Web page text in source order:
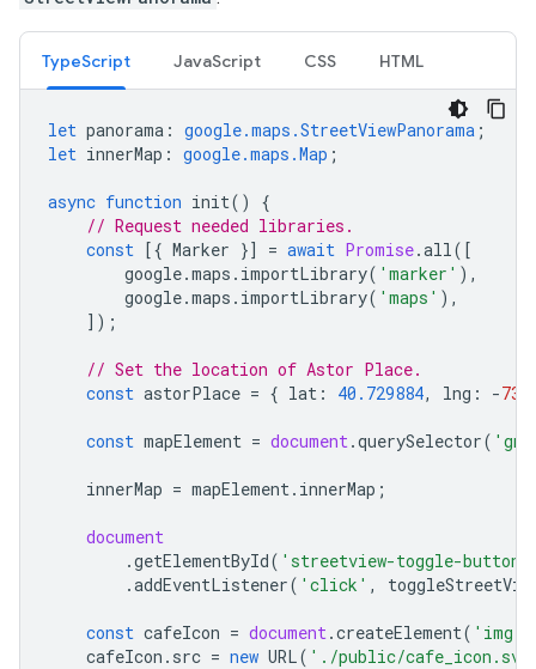
TypeScript JavaScript CSS HTML
let panorama : google.maps.StreetViewPanorama ;
let innerMap : google.maps.Map ;
async function init()
{
// Request needed libraries.
const [{ Marker }] = await Promise.all([
google.maps . importLibrary( 'marker' ),
google.maps . importLibrary( 'maps' ),
]);
// Set the location of Astor Place.
const astorPlace = { lat : 40.729884, lng : -
const mapElement = document.querySelector(
innerMap = mapElement. innerMap ;
document
.getElementById( 'streetview-toggle-button'
.addEventListener( 'click' ,
const cafeIcon = document.createElement( 'img'
cafeIcon . src = new URL( './public/